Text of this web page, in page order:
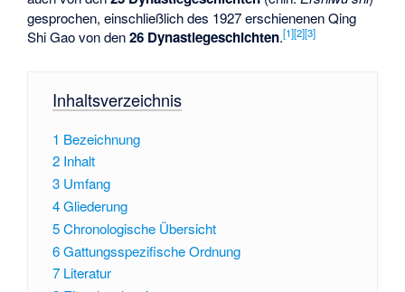
gesprochen, einschließlich des 1927 erschienenenQing
Shi Gaovon den26 Dynastiegeschichten.[1][2][3]
Inhaltsverzeichnis
1 Bezeichnung
2 Inhalt
3 Umfang
4Gliederung
5Chronologische Übersicht
6Gattungsspezifische Ordnung
7 Literatur